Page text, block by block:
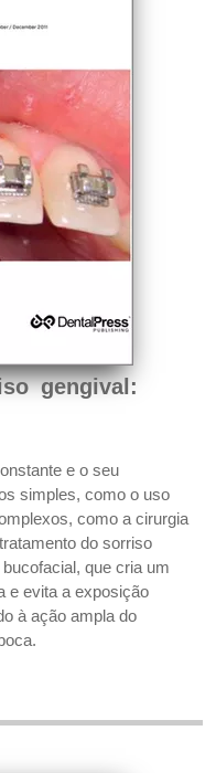
gengival:
e o seu
simples, como o uso
como a cirurgia
do sorriso
que cria um
e evita a exposição
à ação ampla do